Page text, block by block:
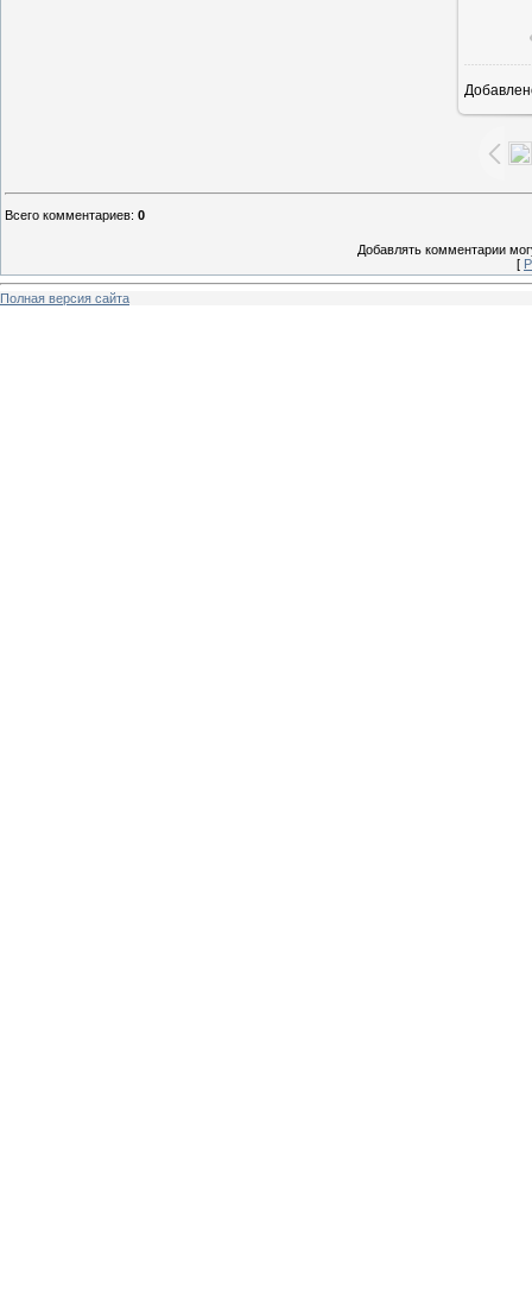
Всего комментариев: 0
Добавлять комментарии
[
Полная версия сайта